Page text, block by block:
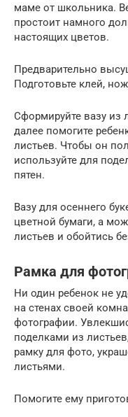
маме от школьника.
простоит намного
настоящих цветов.
Предварительно
Подготовьте клей,
Сформируйте вазу из
далее помогите
листьев. Чтобы он
используйте для
пятен.
Вазу для осеннего
цветной бумаги, а
листьев и обойтись
Рамка для
Ни один ребенок не
на стенах своей
фотографии.
поделками из
рамку для фото,
листьями.
Помогите ему